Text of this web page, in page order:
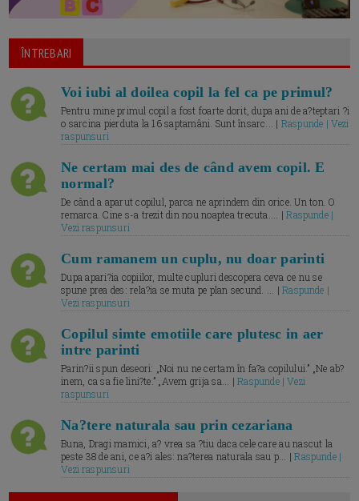
ÎNTREBARI
Voi iubi al doilea copil la fel ca pe primul?
Pentru mine primul copil a fost foarte dorit, dupa ani de a?teptari ?i
o sarcina pierduta la 16 saptamâni. Sunt însarc... | Raspunde | Vezi
raspunsuri
Ne certam mai des de când avem copil. E
normal?
De când a aparut copilul, parca ne aprindem din orice. Un ton. O
remarca. Cine s-a trezit din nou noaptea trecuta.... |Raspunde |
Vezi raspunsuri
Cum ramanem un cuplu, nu doar parinti
Dupa apari?ia copiilor, multe cupluri descopera ceva ce nu se
spune prea des: rela?ia se muta pe plan secund. ... |Raspunde |
Vezi raspunsuri
Copilul simte emotiile care plutesc in aer
intre parinti
Parin?ii spun deseori: „Noi nu ne certam în fa?a copilului.” „Ne ab?
inem, ca sa fie lini?te.” „Avem grija sa... |Raspunde | Vezi
raspunsuri
Na?tere naturala sau prin cezariana
Buna, Dragi mamici, a? vrea sa ?tiu daca cele care au nascut la
peste 38 de ani, ce a?i ales: na?terea naturala sau p... |Raspunde |
Vezi raspunsuri